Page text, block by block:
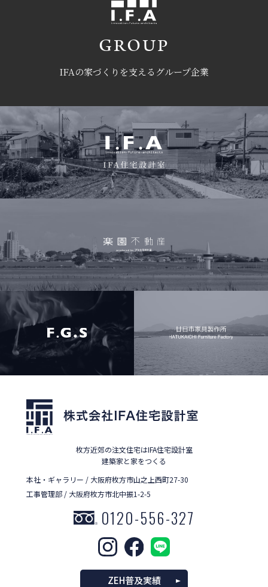
GROUP
IFAの家づくりを支えるグループ企業
枚方近郊の注文住宅はIFA住宅設計室
建築家と家をつくる
本社・ギャラリー / 大阪府枚方市山之上西町27-30
工事管理部 / 大阪府枚方市北中振1-2-5
0120-556-327
ZEH普及実績